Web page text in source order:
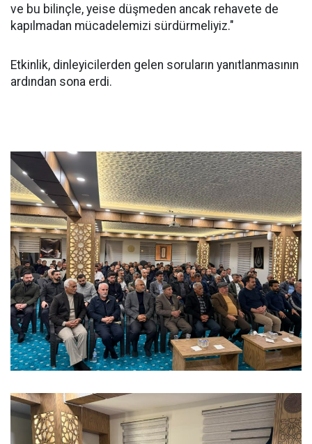
ve bu bilinçle, yeise düşmeden ancak rehavete de
kapılmadan mücadelemizi sürdürmeliyiz."
Etkinlik, dinleyicilerden gelen soruların yanıtlanmasının
ardından sona erdi.